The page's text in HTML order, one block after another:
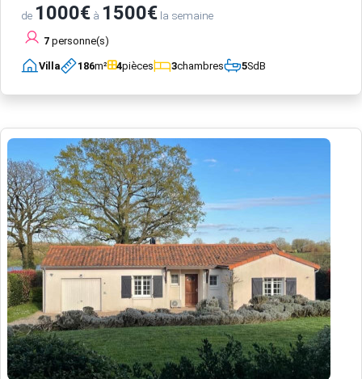
de 1000€ à 1500€ la semaine
7 personne(s)
Villa 186m² 4pièces 3chambres 5SdB